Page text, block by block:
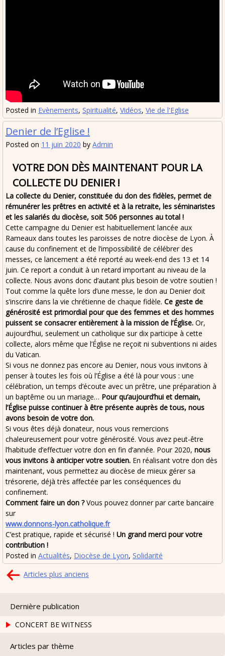
Posted in Evènements, Spiritualité, Vidéos, Vie de l'Eglise
Denier de l’Eglise !
Posted on 11 juin 2020 by Admin
VOTRE DON DÈS MAINTENANT POUR LA
COLLECTE DU DENIER !
La collecte du Denier, constituée du don des fidèles, permet de
rémunérer les prêtres en activité et à la retraite, les séminaristes
et les salariés du diocèse, soit 506 personnes au total !
Cette campagne du Denier est habituellement lancée aux
Rameaux dans toutes les paroisses de notre diocèse de Lyon. À
cause du confinement et de l’impossibilité de célébrer des
messes, ce lancement a été reporté au week-end des 13 et 14
juin. Ce report a conduit à un retard important au niveau de la
collecte. Nous avons donc d’autant plus besoin de votre soutien !
Tout comme la quête lors d’une messe, le don au Denier doit
s’inscrire dans la vie chrétienne de chaque fidèle. Ce geste de
générosité est primordial pour que des femmes et des hommes
puissent se consacrer entièrement à la mission de l’Église. Or,
aujourd’hui, seulement un catholique sur dix participe à cette
collecte, alors même que l’Église ne reçoit ni subventions ni aides
du Vatican.
Si vous ne donnez pas encore au Denier, nous vous invitons à
penser à toutes les fois où l’Église a été là pour vous : une
célébration, un temps d’écoute avec un prêtre, une préparation à
un baptême ou un mariage… Pour qu’aujourd’hui et demain,
l’Église puisse continuer à être présente auprès de tous, nous
avons besoin de votre don.
Si vous êtes déjà donateur, nous vous remercions
chaleureusement pour votre générosité. Vous avez peut-être
l’habitude d’effectuer votre don en fin d’année. Pour 2020, nous
vous invitons à anticiper votre soutien. En réalisant votre don dès
maintenant, vous permettez au diocèse de mieux gérer sa
trésorerie, déjà très affectée par les conséquences du
confinement.
Comment faire un don ?Vous pouvez donner par carte bancaire
sur
www.donnons-lyon.catholique.fr
C’est pratique, rapide et sécurisé ! Un grand merci pour votre
contribution !
Posted in Actualités, Diocèse de Lyon, Solidarité
Navigation
articles
Articles plus anciens
Dernière publication
CONCERT BE WITNESS
Articles par thème